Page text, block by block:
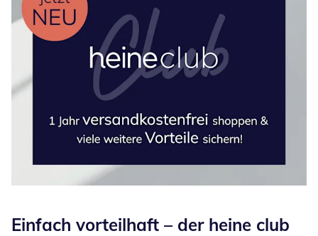
Einfach vorteilhaft – der heine club